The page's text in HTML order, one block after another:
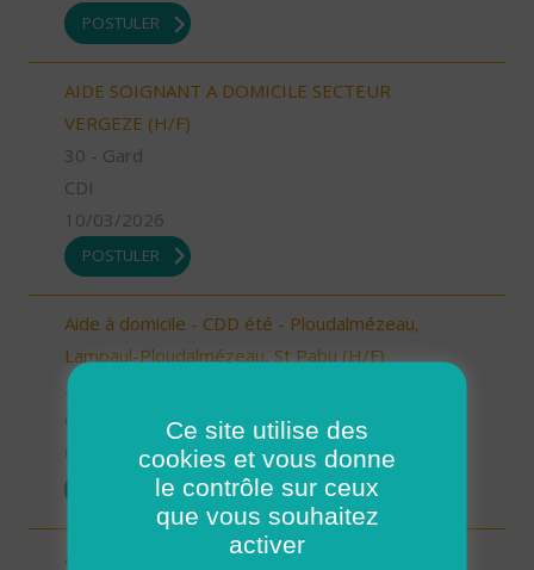
POSTULER
AIDE SOIGNANT A DOMICILE SECTEUR
VERGEZE (H/F)
30 - Gard
CDI
10/03/2026
POSTULER
Aide à domicile - CDD été - Ploudalmézeau,
Lampaul-Ploudalmézeau, St Pabu (H/F)
29 - Finistère
05/03/2026
Aide à domicile - CDD été - Plouarzel/Lampaul-
Ce site utilise des
cookies et vous donne
le contrôle sur ceux
que vous souhaitez
activer